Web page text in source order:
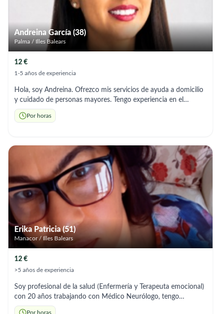
Andreina García (38)
Palma / Illes Balears
12 €
1-5 años de experiencia
Hola, soy Andreina. Ofrezco mis servicios de ayuda a domicilio
y cuidado de personas mayores. Tengo experiencia en el
cuidado, higiene personal, acompañamiento, movilización,
administración de comidas y apoyo en las tareas del hogar.
bienestar de los mayores.
Por horas
Erika Patricia (51)
Manacor / Illes Balears
12 €
>5 años de experiencia
Soy profesional de la salud (Enfermería y Terapeuta emocional)
con 20 años trabajando con Médico Neurólogo, tengo
experiencia en el cuidado de personas com Alzheimer ,
Por horas